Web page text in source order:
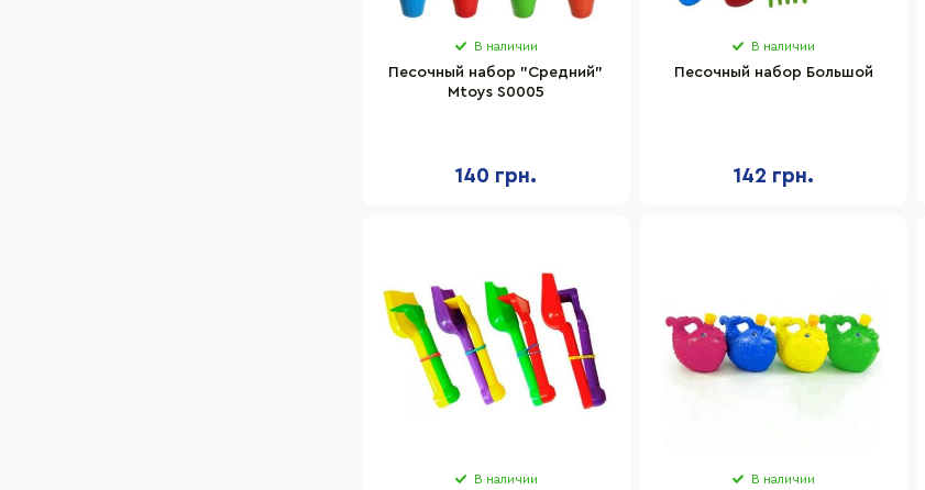
В наличии
Песочный набор "Средний"
Mtoys S0005
140 грн.
В наличии
Песочный набор Большой
142 грн.
В наличии В наличии